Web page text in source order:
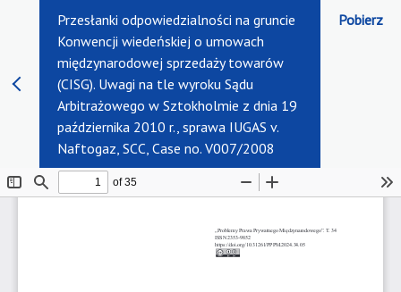
Przesłanki odpowiedzialności na gruncie
Konwencji wiedeńskiej o umowach
międzynarodowej sprzedaży towarów
(CISG). Uwagi na tle wyroku Sądu
Arbitrażowego w Sztokholmie z dnia 19
października 2010 r., sprawa IUGAS v.
Naftogaz, SCC, Case no. V007/2008
Pobierz